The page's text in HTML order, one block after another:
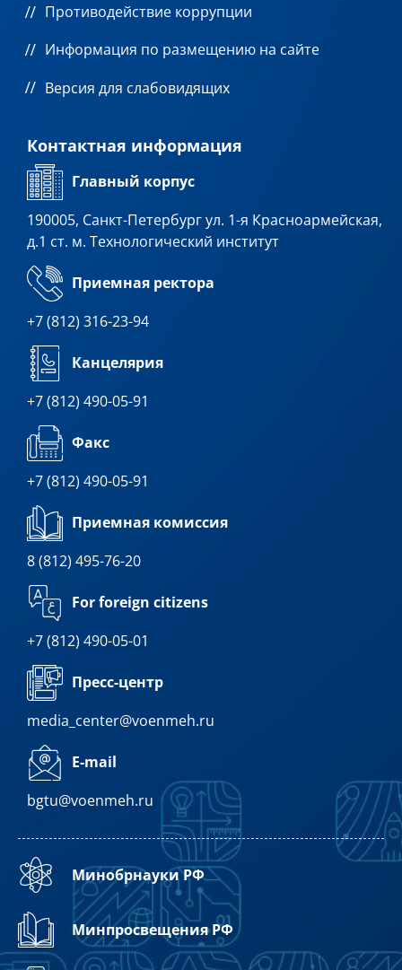
Противодействие коррупции
Информация по размещению на сайте
Версия для слабовидящих
Контактная информация
Главный корпус
190005, Санкт-Петербург ул. 1-я Красноармейская,
д.1 ст. м. Технологический институт
Приемная ректора
+7 (812) 316-23-94
Канцелярия
+7 (812) 490-05-91
Факс
+7 (812) 490-05-91
Приемная комиссия
8 (812) 495-76-20
For foreign citizens
+7 (812) 490-05-01
Пресс-центр
media_center@voenmeh.ru
E-mail
bgtu@voenmeh.ru
Минобрнауки РФ
Минпросвещения РФ